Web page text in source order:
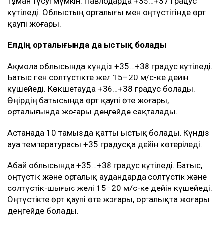
күтіледі. Облыстың орталығы мен оңтүстігінде өрт
қаупі жоғары.
Елдің орталығында да ыстық болады
Ақмола облысында күндіз +35…+38 градус күтіледі.
Батыс пен солтүстікте жел 15–20 м/с-ке дейін
күшейеді. Көкшетауда +36…+38 градус болады.
Өңірдің батысында өрт қаупі өте жоғары,
орталығында жоғары деңгейде сақталады.
Астанада 10 тамызда қатты ыстық болады. Күндіз
ауа температурасы +35 градусқа дейін көтеріледі.
Абай облысында +35…+38 градус күтіледі. Батыс,
оңтүстік және орталық аудандарда солтүстік және
солтүстік-шығыс желі 15–20 м/с-ке дейін күшейеді.
Оңтүстікте өрт қаупі өте жоғары, орталықта жоғары
деңгейде болады.